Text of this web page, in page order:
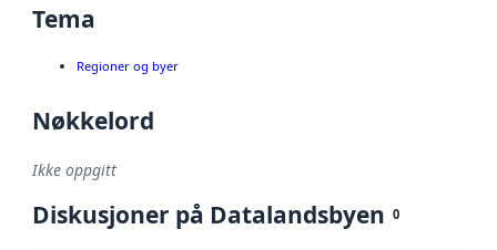
Tema
Regioner og byer
Nøkkelord
Ikke oppgitt
Diskusjoner på Datalandsbyen 0